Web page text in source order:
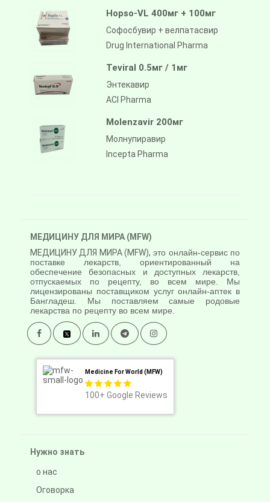
Hopso-VL 400мг + 100мг
Софосбувир + велпатасвир
Drug International Pharma
Teviral 0.5мг / 1мг
Энтекавир
ACI Pharma
Molenzavir 200мг
Молнупиравир
Incepta Pharma
МЕДИЦИНУ ДЛЯ МИРА (MFW)
МЕДИЦИНУ ДЛЯ МИРА (MFW), это онлайн-сервис по
поставке лекарств, ориентированный на
обеспечение безопасных и доступных лекарств,
отпускаемых по рецепту, во всем мире. Мы
лицензированы поставщиком услуг онлайн-аптек в
Бангладеш. Мы поставляем самые родовые
лекарства по рецепту во всем мире.
Medicine For World (MFW)
100+ Google Reviews
Нужно знать
о нас
Оговорка